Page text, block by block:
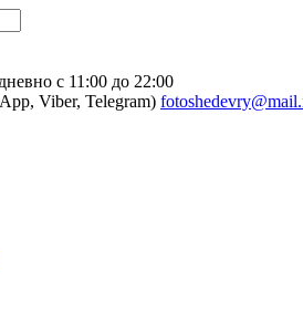
с 11:00 до 22:00
Viber, Telegram)